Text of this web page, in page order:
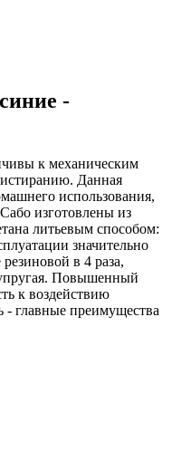
-
к механическим
Данная
использования,
изготовлены из
литьевым способом:
значительно
в 4 раза,
упругая. Повышенный
к воздействию
- главные преимущества